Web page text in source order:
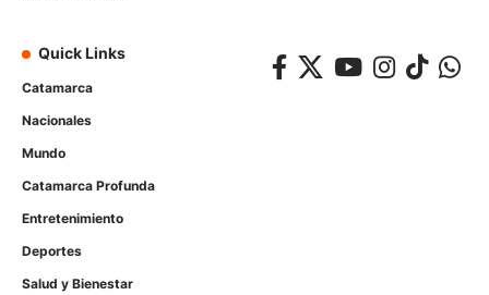
Quick Links
Catamarca
Nacionales
Mundo
Catamarca Profunda
Entretenimiento
Deportes
Salud y Bienestar